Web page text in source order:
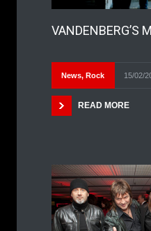
VANDENBERG’S
News, Rock 15/02/
READ MORE